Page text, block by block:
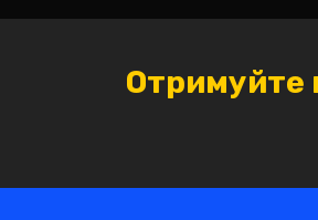
Отримуйте